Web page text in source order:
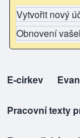
Vytvořit nový
Obnovení
top-odkazy
E-cirkev
(opens in new
Pracovní texty
(opens in new